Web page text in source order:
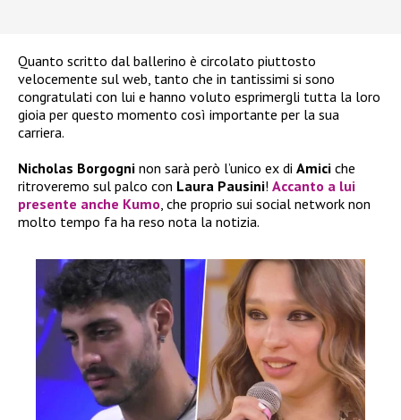
Quanto scritto dal ballerino è circolato piuttosto
velocemente sul web, tanto che in tantissimi si sono
congratulati con lui e hanno voluto esprimergli tutta la loro
gioia per questo momento così importante per la sua
carriera.
Nicholas Borgogni non sarà però l’unico ex di Amici che
ritroveremo sul palco con Laura Pausini! Accanto a lui
presente anche Kumo, che proprio sui social network non
molto tempo fa ha reso nota la notizia.